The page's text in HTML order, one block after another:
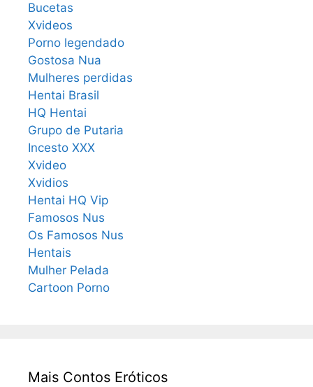
Bucetas
Xvideos
Porno legendado
Gostosa Nua
Mulheres perdidas
Hentai Brasil
HQ Hentai
Grupo de Putaria
Incesto XXX
Xvideo
Xvidios
Hentai HQ Vip
Famosos Nus
Os Famosos Nus
Hentais
Mulher Pelada
Cartoon Porno
Mais Contos Eróticos